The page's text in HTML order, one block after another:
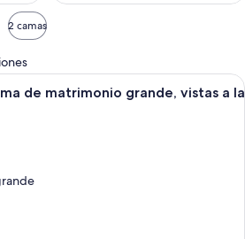
2 camas
Habitación de hotel con cama,
de matrimonio grande, vistas a la